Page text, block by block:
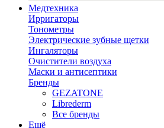
Медтехника
Ирригаторы
Тонометры
Электрические зубные щетки
Ингаляторы
Очистители воздуха
Маски и антисептики
Бренды
GEZATONE
Librederm
Все бренды
Ещё